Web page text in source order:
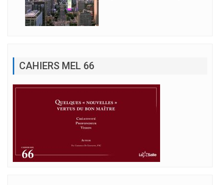
CAHIERS MEL 66